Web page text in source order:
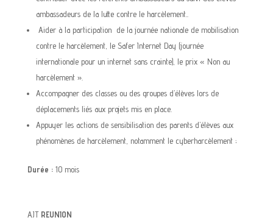
ambassadeurs de la lutte contre le harcèlement..
Aider à la participation de la journée nationale de mobilisation
contre le harcèlement, le Safer Internet Day (journée
internationale pour un internet sans crainte), le prix « Non au
harcèlement ».
Accompagner des classes ou des groupes d’élèves lors de
déplacements liés aux projets mis en place.
Appuyer les actions de sensibilisation des parents d’élèves aux
phénomènes de harcèlement, notamment le cyberharcèlement ;
Durée : 10 mois
AJT REUNION